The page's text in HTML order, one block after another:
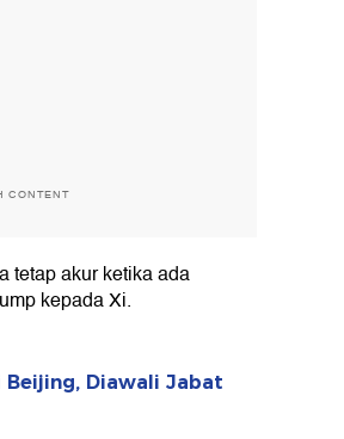
CONTENT
tetap akur ketika ada
kepada Xi.
Diawali Jabat